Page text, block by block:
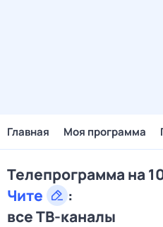
Главная Моя программа
Телепрограмма на
Чите
:
все ТВ-каналы